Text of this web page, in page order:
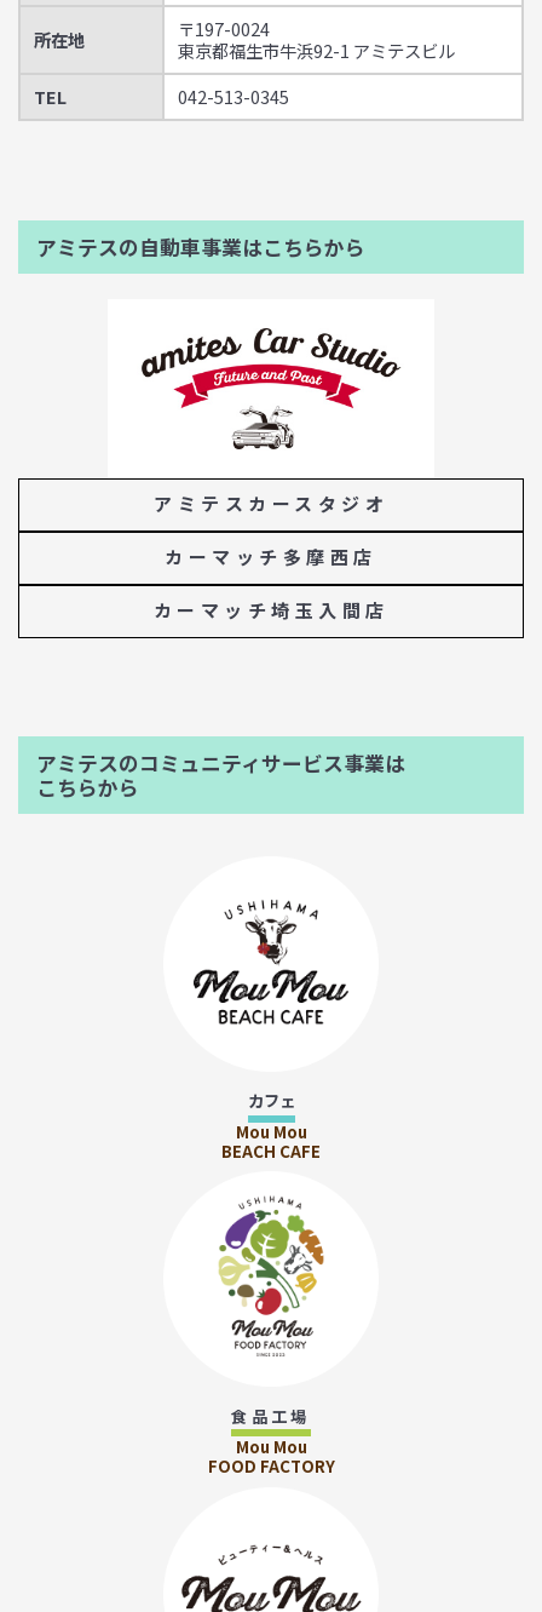
所在地
〒197-0024
東京都福生市牛浜92-1 アミテスビル
TEL
042-513-0345
アミテスの自動車事業はこちらから
アミテスカースタジオ
カーマッチ多摩西店
カーマッチ埼玉入間店
アミテスのコミュニティサービス事業は
こちらから
カフェ
Mou Mou
BEACH CAFE
食品工場
Mou Mou
FOOD FACTORY